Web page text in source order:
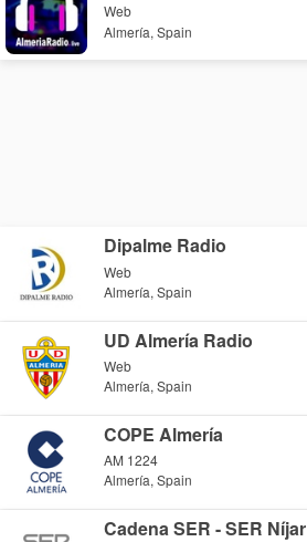
Web
Almería, Spain
Dipalme Radio
Web
Almería, Spain
UD Almería Radio
Web
Almería, Spain
COPE Almería
AM 1224
Almería, Spain
Cadena SER - SER Níjar